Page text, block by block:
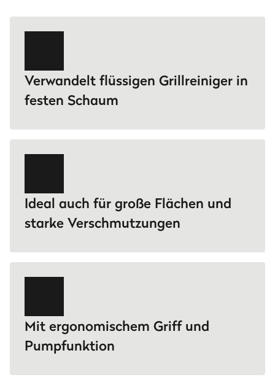
Verwandelt flüssigen Grillreiniger in
festen Schaum
Ideal auch für große Flächen und
starke Verschmutzungen
Mit ergonomischem Griff und
Pumpfunktion